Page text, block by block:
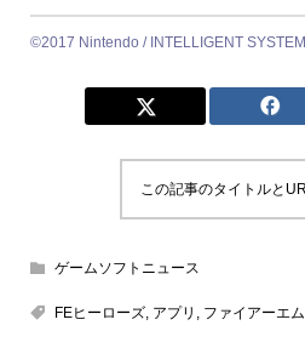
©2017 Nintendo / INTELLIGENT
この記事のタイトルと
ゲームソフトニュース
FEヒーローズ, アプリ ファイアーエ